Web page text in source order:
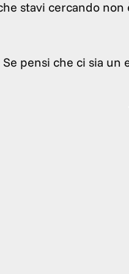
stavi cercando
Se pensi che ci sia un